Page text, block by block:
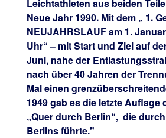
Leichtathleten aus beiden
Neue Jahr 1990. Mit dem „ 1.
NEUJAHRSLAUF am 1.
Uhr“ – mit Start und Ziel auf
Juni, nahe der
nach über 40 Jahren der
Mal einen
1949 gab es die letzte Auflage
„Quer durch Berlin“, die
Berlins führte."